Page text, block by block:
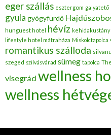
eger szállás esztergom galyatető
gyula gyógyfürdő
hunguest hotel
hévíz kehidakustány
lifestyle hotel mátraháza Miskolctapolca
romantikus szálloda
szeged szilvásvárad sümeg tapolca
visegrád wellness
wellness